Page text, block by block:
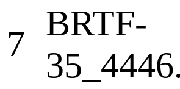
7
BRTF-